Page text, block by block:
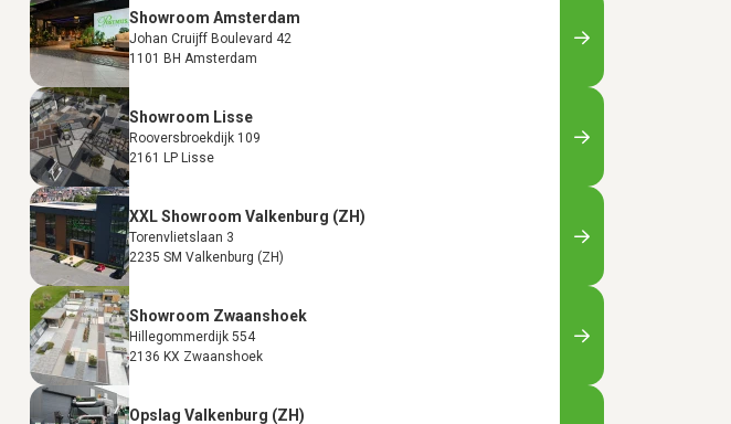
Showroom Amsterdam
Johan Cruijff Boulevard 42
1101 BH Amsterdam
Showroom Lisse
Rooversbroekdijk 109
2161 LP Lisse
XXL Showroom Valkenburg (ZH)
Torenvlietslaan 3
2235 SM Valkenburg (ZH)
Showroom Zwaanshoek
Hillegommerdijk 554
2136 KX Zwaanshoek
Opslag Valkenburg (ZH)